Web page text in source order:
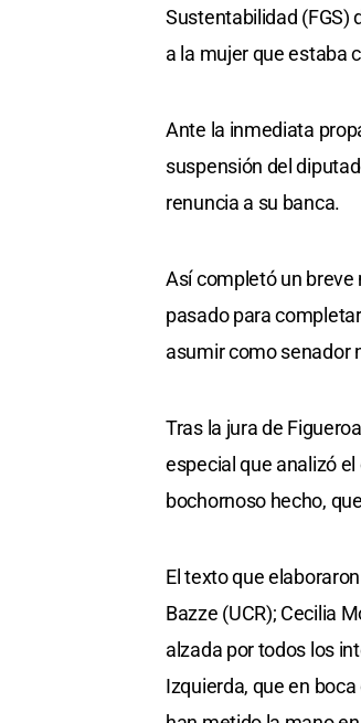
Sustentabilidad (FGS)
a la mujer que estaba
Ante la inmediata
suspensión del
renuncia a su banca.
Así completó un breve
pasado para
asumir como senador
Tras la jura de
especial que analizó
bochornoso hecho,
El texto que
Bazze (UCR); Cecilia
alzada por todos los
Izquierda, que en